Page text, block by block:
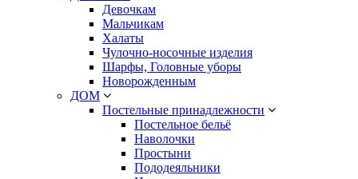
Девочкам
Мальчикам
Халаты
Чулочно-носочные изделия
Шарфы, Головные уборы
Новорожденным
ДОМ
Постельные принадлежности
Постельное бельё
Наволочки
Простыни
Пододеяльники